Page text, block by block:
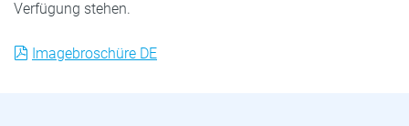
Verfügung stehen.
Imagebroschüre DE